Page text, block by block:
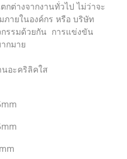
ต่างจากงานทั่วไป ไม่ว่าจะ
ายในองค์กร หรือ บริษัท
รรมด้วยกัน การแข่งขัน
กมาย
อะคริลิคใส